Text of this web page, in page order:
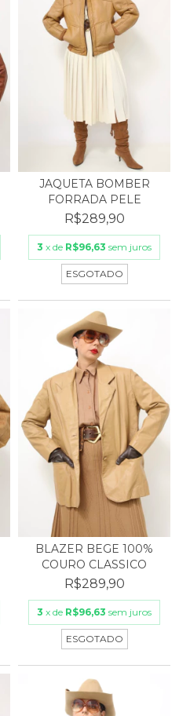
JAQUETA BOMBER
FORRADA PELE
R$289,90
3 x de R$96,63 sem juros
ESGOTADO
BLAZER BEGE 100%
COURO CLASSICO
R$289,90
3 x de R$96,63 sem juros
ESGOTADO